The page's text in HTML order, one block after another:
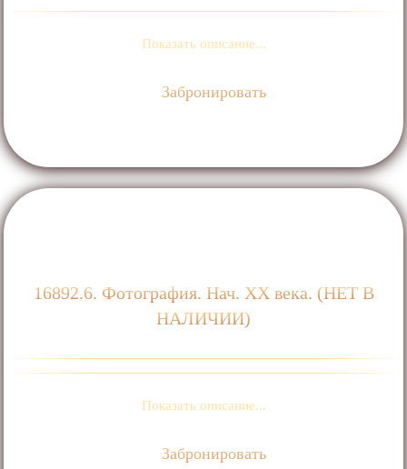
Показать описание...
Забронировать
16892.6. Фотография. Нач. ХХ века. (НЕТ В
НАЛИЧИИ)
Показать описание...
Забронировать